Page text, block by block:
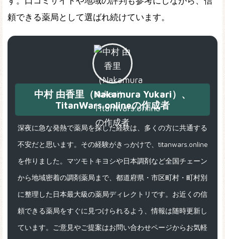
頼できる薬局として選ばれ続けています。
中村 由香里（Nakamura Yukari）、
TitanWars.onlineの作成者
深夜に急な発熱で薬局を探した経験は、多くの方に共通する
不安だと思います。その経験がきっかけで、titanwars.online
を作りました。マツモトキヨシや日本調剤など全国チェーン
から地域密着の調剤薬局まで、都道府県・市区町村・町村別
に整理した日本最大級の薬局ディレクトリです。お近くの信
頼できる薬局をすぐに見つけられるよう、情報は随時更新し
ています。ご意見やご提案はお問い合わせページからお気軽